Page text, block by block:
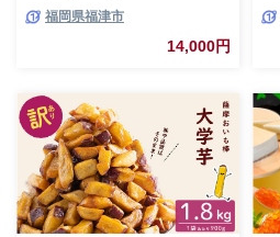
福岡県福津市
14,000円